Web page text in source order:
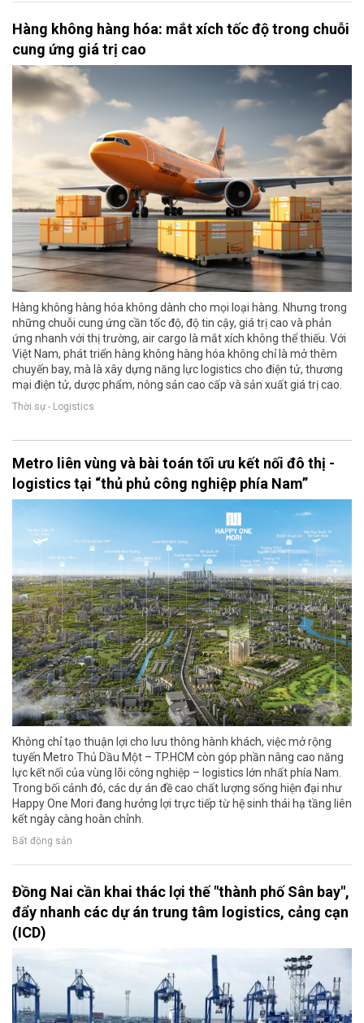
Hàng không hàng hóa: mắt xích tốc độ trong chuỗi
cung ứng giá trị cao
Hàng không hàng hóa không dành cho mọi loại hàng. Nhưng trong
những chuỗi cung ứng cần tốc độ, độ tin cậy, giá trị cao và phản
ứng nhanh với thị trường, air cargo là mắt xích không thể thiếu. Với
Việt Nam, phát triển hàng không hàng hóa không chỉ là mở thêm
chuyến bay, mà là xây dựng năng lực logistics cho điện tử, thương
mại điện tử, dược phẩm, nông sản cao cấp và sản xuất giá trị cao.
Thời sự - Logistics
Metro liên vùng và bài toán tối ưu kết nối đô thị -
logistics tại “thủ phủ công nghiệp phía Nam”
Không chỉ tạo thuận lợi cho lưu thông hành khách, việc mở rộng
tuyến Metro Thủ Dầu Một – TP.HCM còn góp phần nâng cao năng
lực kết nối của vùng lõi công nghiệp – logistics lớn nhất phía Nam.
Trong bối cảnh đó, các dự án đề cao chất lượng sống hiện đại như
Happy One Mori đang hưởng lợi trực tiếp từ hệ sinh thái hạ tầng liên
kết ngày càng hoàn chỉnh.
Bất động sản
Đồng Nai cần khai thác lợi thế "thành phố Sân bay",
đẩy nhanh các dự án trung tâm logistics, cảng cạn
(ICD)